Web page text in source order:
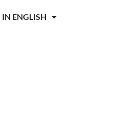
IN ENGLISH